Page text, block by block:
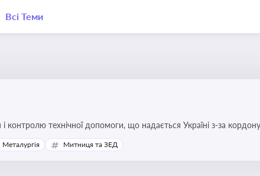
Всі Теми
технічної допомоги, що надається Україні з-за кордону,
реформ та інфраструктурних проєктів
Металургія Митниця та ЗЕД